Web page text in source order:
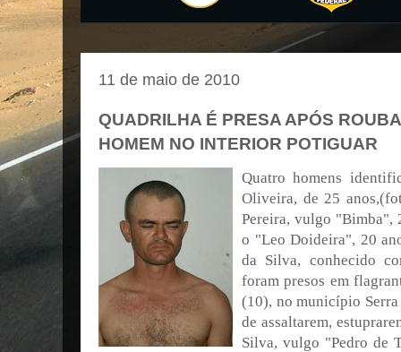
11 de maio de 2010
QUADRILHA É PRESA APÓS
HOMEM NO INTERIOR POTIGUAR
Quatro homens
Oliveira, de 25
Pereira, vulgo "Bimba",
o "Leo Doideira", 20
da Silva, conhecido
foram presos em
(10), no município Serra
de assaltarem,
Silva, vulgo "Pedro de